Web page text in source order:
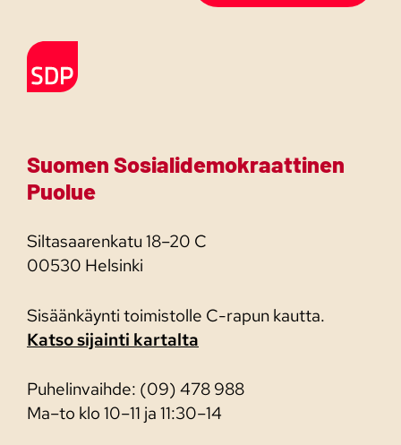
Etusivulle
Suomen Sosialidemokraattinen
Puolue
Siltasaarenkatu 18–20 C
00530 Helsinki
Sisäänkäynti toimistolle C-rapun kautta.
Katso sijainti kartalta
Puhelinvaihde: (09) 478 988
Ma–to klo 10–11 ja 11:30–14